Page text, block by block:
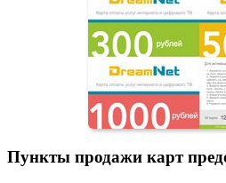
Пункты продажи карт